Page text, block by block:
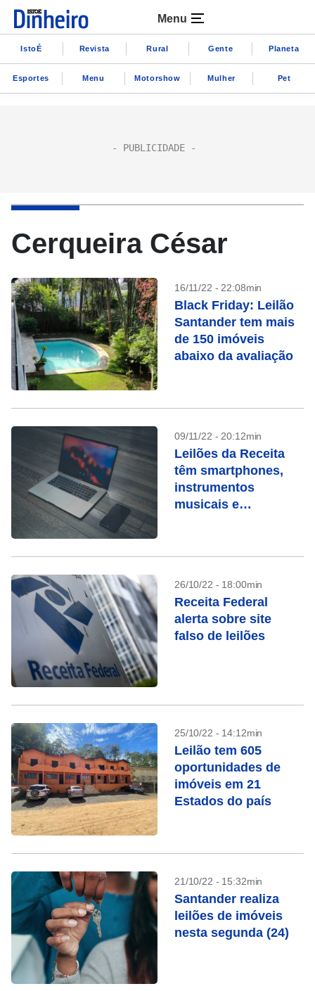
Menu
IstoÉ Revista Rural Gente Planeta
Esportes Menu Motorshow Mulher Pet
Cerqueira César
16/11/22 - 22:08min
Black Friday: Leilão
Santander tem mais
de 150 imóveis
abaixo da avaliação
09/11/22 - 20:12min
Leilões da Receita
têm smartphones,
instrumentos
musicais e
26/10/22 - 18:00min
Receita Federal
alerta sobre site
falso de leilões
25/10/22 - 14:12min
Leilão tem 605
oportunidades de
imóveis em 21
Estados do país
21/10/22 - 15:32min
Santander realiza
leilões de imóveis
nesta segunda (24)